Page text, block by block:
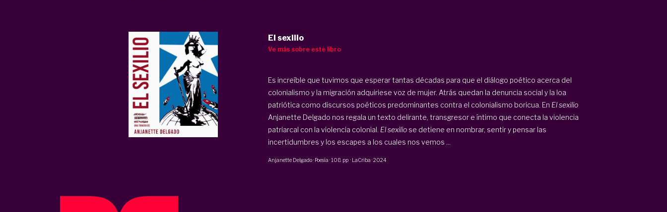
El sexilio
Ve más sobre este libro
Es increíble que tuvimos que esperar tantas décadas para que el diálogo poético acerca del
colonialismo y la migración adquiriese voz de mujer. Atrás quedan la denuncia social y la loa
patriótica como discursos poéticos predominantes contra el colonialismo boricua. En El sexilio
Anjanette Delgado nos regala un texto delirante, transgresor e íntimo que conecta la violencia
patriarcal con la violencia colonial. El sexiliose detiene en nombrar, sentir y pensar las
incertidumbres y los escapes a los cuales nos vemos ...
Anjanette Delgado · Poesía ·108 pp· LaCriba ·2024